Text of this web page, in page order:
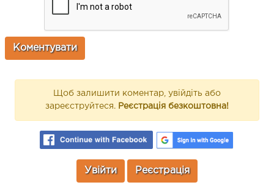
Щоб залишити коментар, увійдіть або
зареєструйтеся. Реєстрація безкоштовна!
Увійти Реєстрація